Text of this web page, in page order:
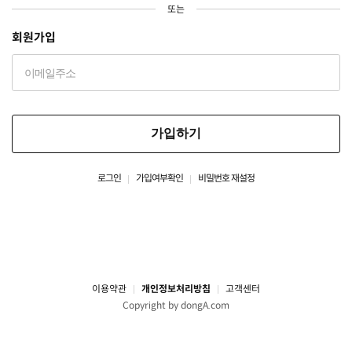
또는
회원가입
가입하기
로그인 가입여부확인 비밀번호 재설정
이용약관 개인정보처리방침
고객센터
Copyright by dongA.com